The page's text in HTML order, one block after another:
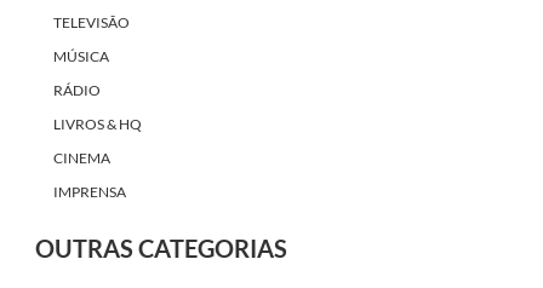
TELEVISÃO
MÚSICA
RÁDIO
LIVROS & HQ
CINEMA
IMPRENSA
OUTRAS CATEGORIAS